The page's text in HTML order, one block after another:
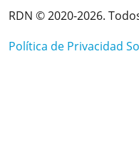
RDN © 2020-2026.
Política de Privacidad